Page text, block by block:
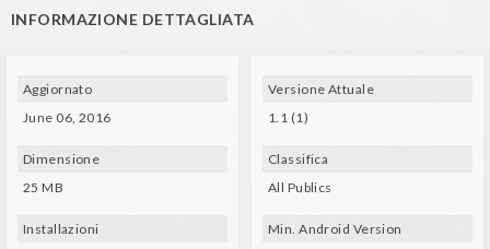
INFORMAZIONE DETTAGLIATA
Aggiornato
June 06, 2016
Dimensione
25 MB
Installazioni
Versione Attuale
1.1 (1)
Classifica
All Publics
Min. Android Version